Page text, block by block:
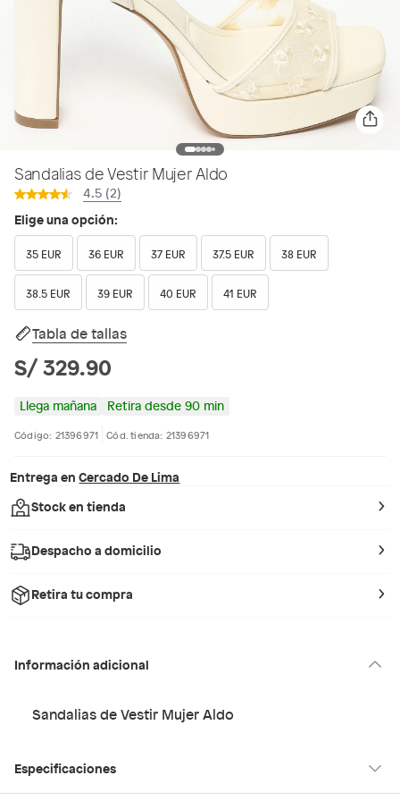
Sandalias de Vestir Mujer Aldo
4.5 (2)
Elige una opción:
35 EUR 36 EUR 37 EUR 37.5 EUR 38 EUR
38.5 EUR 39 EUR 40 EUR 41 EUR
Tabla de tallas
S/ 329.90
Llega mañana Retira desde 90 min
Código: 21396971 Cód. tienda: 21396971
Entrega en Cercado De Lima
Stock en tienda
Despacho a domicilio
Retira tu compra
Información adicional
Sandalias de Vestir Mujer Aldo
Especificaciones